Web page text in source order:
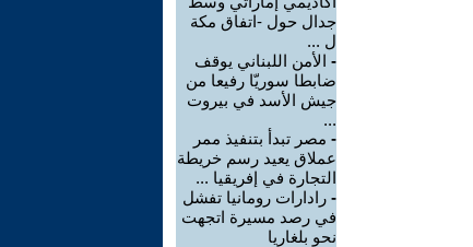
جدال حول -اتفاق مكة
ل ...
- الأمن اللبناني يوقف
ضابطا سوريّا رفيعا من
جيش الأسد في بيروت
...
- مصر تبدأ بتنفيذ ممر
عملاق يعيد رسم خريطة
التجارة في إفريقيا ...
- رادارات رومانيا تفشل
في رصد مسيرة اتجهت
نحو بلغاريا